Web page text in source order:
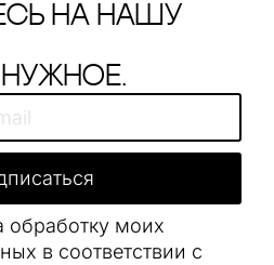
на нашу
нужное.
обработку моих
в соответствии с